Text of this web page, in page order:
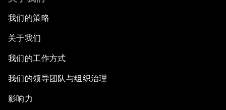
我们的策略
关于我们
我们的工作方式
我们的领导团队与组织治理
影响力